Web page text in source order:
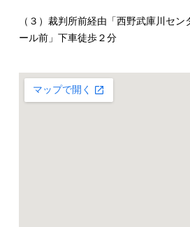
（３）裁判所前経由「西野武庫川セ
ール前」下車徒歩２分